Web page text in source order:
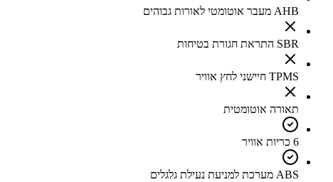
AHB מעבר אוטומטי לאורות גבוהים
SBR התראת חגורת בטיחות
TPMS חיישני לחץ אוויר
תאורה אוטומטית
6 כריות אוויר
ABS מערכת למניעת נעילת גלגלים